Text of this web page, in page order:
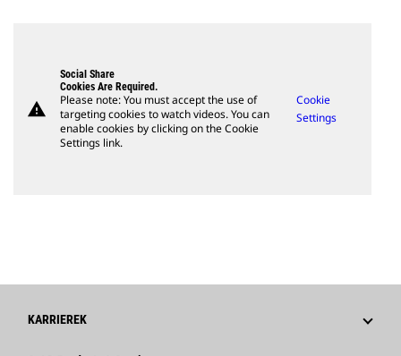
warning
Social Share
Cookies Are Required.
Please note: You must accept the use of
targeting cookies to watch videos. You can
enable cookies by clicking on the Cookie
Settings link.
Cookie
Settings
KARRIEREK
Miért Érdemes A Caterpillart Választani?